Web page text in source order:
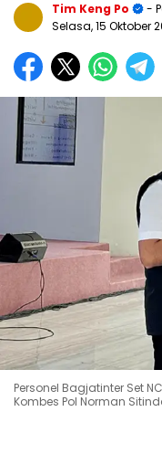
Tim Keng Po
-
Selasa, 15 Oktober
Personel Bagjatinter Set
Kombes Pol Norman